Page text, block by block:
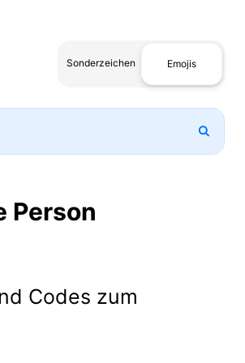
Sonderzeichen Emojis
Person
Codes zum